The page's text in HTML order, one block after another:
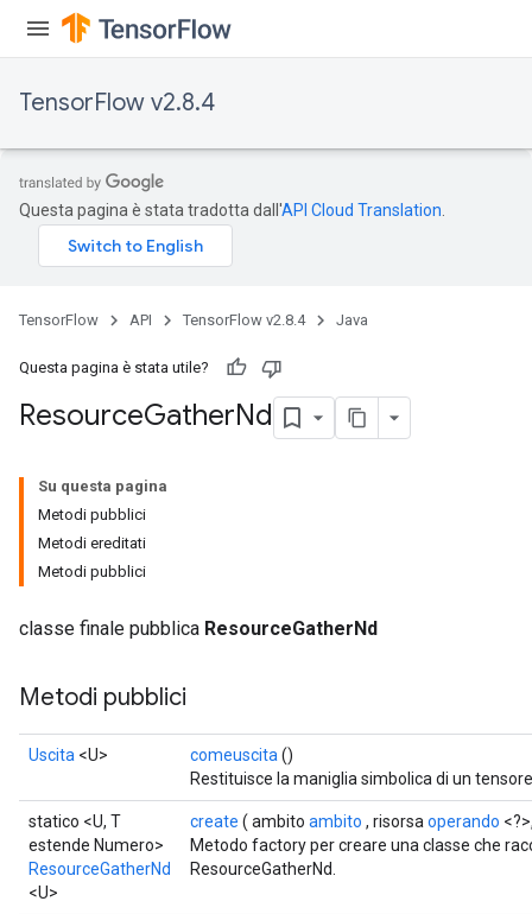
TensorFlow v2.8.4
Questa pagina è stata tradotta dall'API Cloud Translation
TensorFlow API TensorFlow v2.8.4 Java
Questa pagina è stata utile?
ResourceGatherNd
Su questa pagina
Metodi pubblici
Metodi ereditati
Metodi pubblici
classe finale pubblica ResourceGatherNd
Metodi pubblici
Uscita <U> comeuscita ()
Restituisce la maniglia simbolica di un
statico <U, T
estende Numero>
ResourceGatherNd
<U>
create ( ambito ambito , risorsa operando
Metodo factory per creare una classe che
ResourceGatherNd.